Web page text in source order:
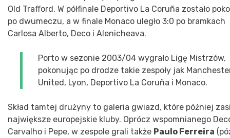
Old Trafford. W półfinale Deportivo La Coruña zostało
po dwumeczu, a w finale Monaco uległo 3:0 po bramkach
Carlosa Alberto, Deco i Alenicheava.
Porto w sezonie 2003/04 wygrało Ligę Mistrzów,
pokonując po drodze takie zespoły jak
United, Lyon, Deportivo La Coruña i Monaco.
Skład tamtej drużyny to galeria gwiazd, które później
największe europejskie kluby. Oprócz wspomnianego
Carvalho i Pepe, w zespole grali także Paulo Ferreira